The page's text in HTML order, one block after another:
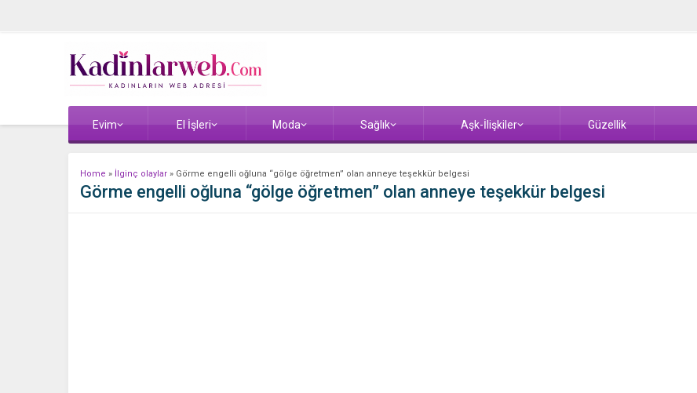
Evim El İşleri Moda Sağlık Aşk-İlişkiler Güzellik
Home » İlginç olaylar » Görme engelli oğluna “gölge öğretmen” olan anneye teşekkür belgesi
Görme engelli oğluna “gölge öğretmen” olan anneye teşekkür belgesi